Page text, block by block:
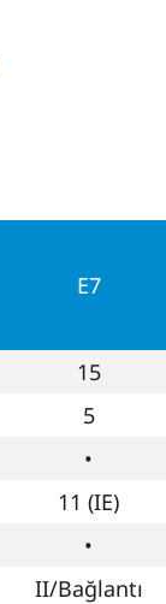
E7
15
5
•
11 (IE)
•
II/Bağlantı